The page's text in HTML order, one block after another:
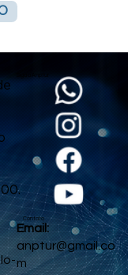
Contato
Email:
anptur@gmail.co
m